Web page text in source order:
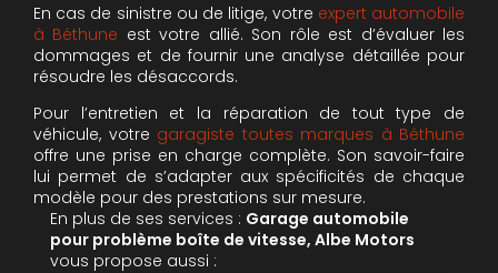
En cas de sinistre ou de litige, votre expert automobile
à Béthune est votre allié. Son rôle est d’évaluer les
dommages et de fournir une analyse détaillée pour
résoudre les désaccords.
Pour l’entretien et la réparation de tout type de
véhicule, votre garagiste toutes marques à Béthune
offre une prise en charge complète. Son savoir-faire
lui permet de s’adapter aux spécificités de chaque
modèle pour des prestations sur mesure.
En plus de ses services : Garage automobile
pour problème boîte de vitesse, Albe Motors
vous propose aussi :